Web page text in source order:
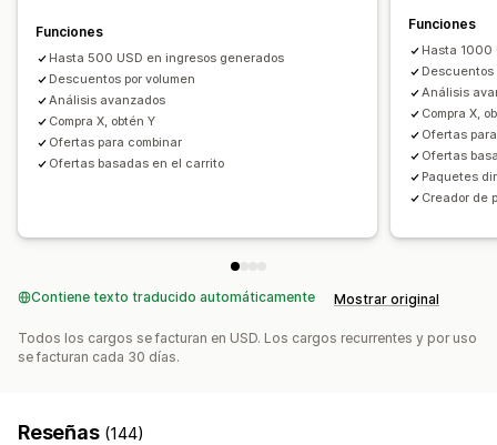
Gestión de descuentos
Herramienta de edición
Conversión de monedas
Localización
Campañas
Descuentos por pila
Segmentación
Segmentación
Informes y estadísticas
Prueba A/B
Precios que puedes fijar
Precios fijos Precios por niveles Descuentos por cantidad
Descuentos
Descuentos por volumen
Descuentos globales
Descuentos en el carrito
Suscripciones Precios al por mayor
Precios de mayorista
Funciones
Hasta 500 USD en ingresos generados
Descuentos por volumen
Análisis avanzados
Compra X, obtén Y
Ofertas para combinar
Ofertas basadas en el carrito
Funciones
Hasta 1000
Descuentos
Análisis
Compra X,
Ofertas
Ofertas
Paquetes
Creador de
Contiene texto traducido automáticamente Mostrar original
Todos los cargos se facturan en USD. Los cargos recurrentes y por uso
se facturan cada 30 días.
Reseñas (144)